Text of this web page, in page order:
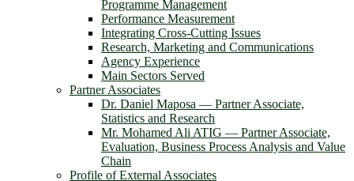
Programme Management
Performance Measurement
Integrating Cross-Cutting Issues
Research, Marketing and Communications
Agency Experience
Main Sectors Served
Partner Associates
Dr. Daniel Maposa ― Partner Associate,
Statistics and Research
Mr. Mohamed Ali ATIG ― Partner Associate,
Evaluation, Business Process Analysis and Value
Chain
Profile of External Associates